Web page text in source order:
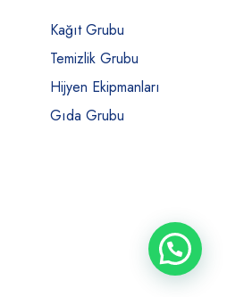
Kağıt Grubu
Temizlik Grubu
Hijyen Ekipmanları
Gıda Grubu